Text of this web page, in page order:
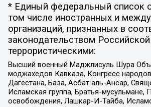
* Единый федеральный список
том числе иностранных и
организаций, признанных в
законодательством
террористическими:
Высший военный Маджлисуль Шура
моджахедов Кавказа, Конгресс
Дагестана, База, Асбат аль-Ансар,
Исламская группа, Братья-мусульмане,
освобождения, Лашкар-И-Тайба,